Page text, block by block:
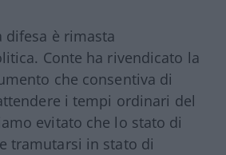
difesa è rimasta
Conte ha rivendicato la
che consentiva di
i tempi ordinari del
evitato che lo stato di
tramutarsi in stato di